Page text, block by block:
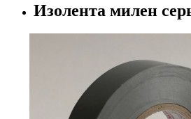
Изолента милен